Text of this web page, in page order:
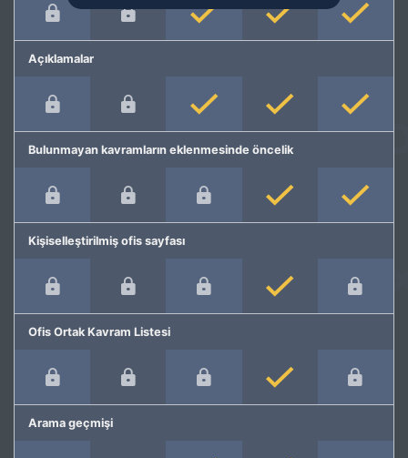
Açıklamalar
Bulunmayan kavramların eklenmesinde öncelik
Kişiselleştirilmiş ofis sayfası
Ofis Ortak Kavram Listesi
Arama geçmişi